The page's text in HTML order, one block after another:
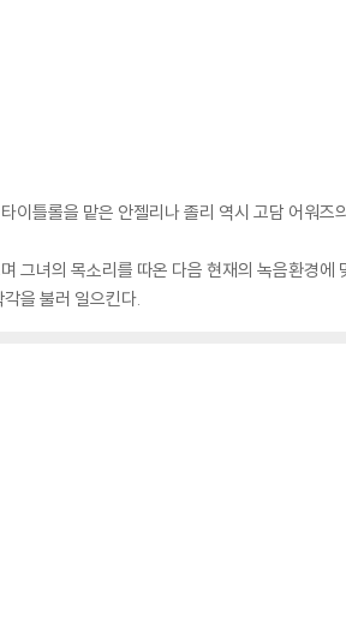
틀롤을 맡은 안젤리나 졸리 역시 고담 어워즈
그녀의 목소리를 따온 다음 현재의 녹음환경에
을 불러 일으킨다.